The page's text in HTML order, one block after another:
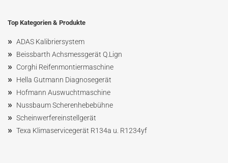
Top Kategorien & Produkte
» ADAS Kalibriersystem
» Beissbarth Achsmessgerät Q.Lign
» Corghi Reifenmontiermaschine
» Hella Gutmann Diagnosegerät
» Hofmann Auswuchtmaschine
» NussbaumScherenhebebühne
» Scheinwerfereinstellgerät
» Texa Klimaservicegerät R134a u. R1234yf